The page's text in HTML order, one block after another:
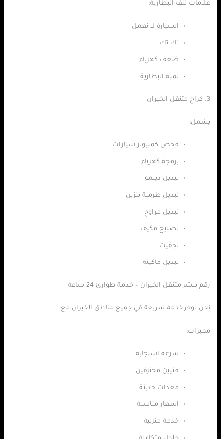
علامات تلف البطارية:
السيارة لا تعمل
تك تك
ضعف كهرباء
لمبة البطارية
3. كراج متنقل الخيران
يشمل:
فحص كمبيوتر سيارات
برمجة كهرباء
تبديل دينمو
تبديل طرمبة بنزين
تبديل مراوح
تصليح مكيف
تجفيت
تبديل ماكينة
رقم بنشر متنقل الخيران – خدمة طوارئ 24 ساعة
نحن نوفر خدمة سريعة في جميع مناطق الخيران مع:
مميزات:
سرعة استجابة
فنيين محترفين
معدات حديثة
اسعار مناسبة
خدمة منزلية